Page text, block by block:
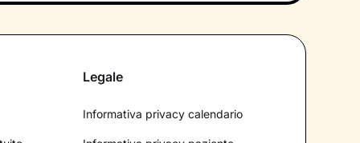
Legale
Informativa privacy calendario